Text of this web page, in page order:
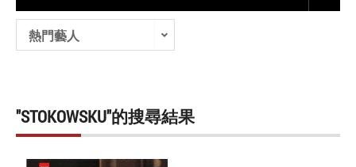
熱門藝人
"STOKOWSKU"的搜尋結果